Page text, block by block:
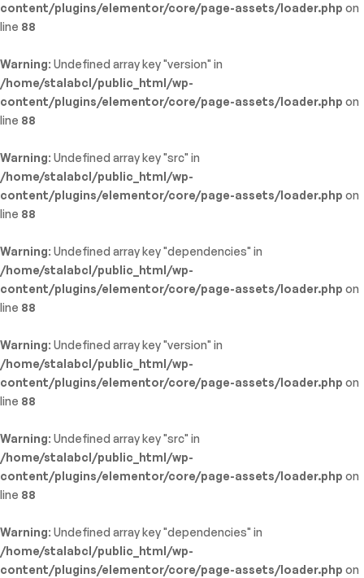
content/plugins/elementor/core/page-assets/loader.php on
line 88
Warning: Undefined array key "version" in
/home/stalabcl/public_html/wp-
content/plugins/elementor/core/page-assets/loader.php on
line 88
Warning: Undefined array key "src" in
/home/stalabcl/public_html/wp-
content/plugins/elementor/core/page-assets/loader.php on
line 88
Warning: Undefined array key "dependencies" in
/home/stalabcl/public_html/wp-
content/plugins/elementor/core/page-assets/loader.php on
line 88
Warning: Undefined array key "version" in
/home/stalabcl/public_html/wp-
content/plugins/elementor/core/page-assets/loader.php on
line 88
Warning: Undefined array key "src" in
/home/stalabcl/public_html/wp-
content/plugins/elementor/core/page-assets/loader.php on
line 88
Warning: Undefined array key "dependencies" in
/home/stalabcl/public_html/wp-
content/plugins/elementor/core/page-assets/loader.php on